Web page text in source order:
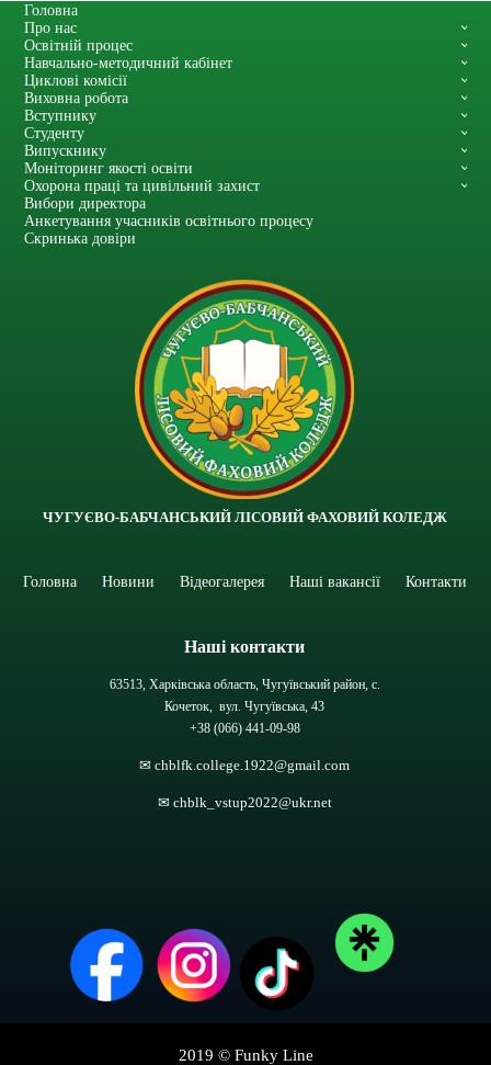
Головна
Про нас
Освітній процес
Навчально-методичний кабінет
Циклові комісії
Виховна робота
Вступнику
Студенту
Випускнику
Моніторинг якості освіти
Охорона праці та цивільний захист
Вибори директора
Анкетування учасників освітнього процесу
Скринька довіри
ЧУГУЄВО-БАБЧАНСЬКИЙ ЛІСОВИЙ ФАХОВИЙ КОЛЕДЖ
Головна Новини Відеогалерея Наші вакансії Контакти
Наші контакти
63513, Харківська область, Чугуївський район, с.
Кочеток, вул. Чугуївська, 43
+38 (066) 441-09-98
✉ chblfk.college.1922@gmail.com
✉ chblk_vstup2022@ukr.net
2019 © Funky Line